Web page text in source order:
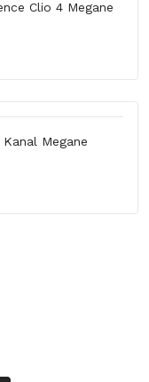
Clio 4 Megane
Megane